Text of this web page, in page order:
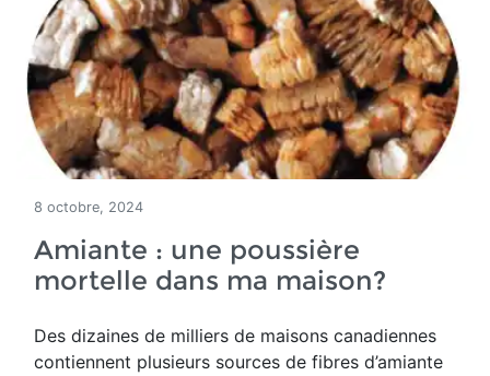
8 octobre, 2024
Amiante : une poussière
mortelle dans ma maison?
Des dizaines de milliers de maisons canadiennes
contiennent plusieurs sources de fibres d’amiante